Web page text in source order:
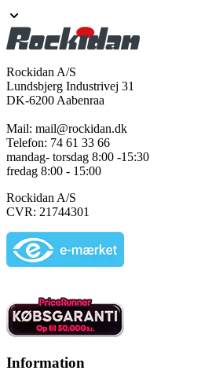
Rockidan A/S
Lundsbjerg Industrivej 31
DK-6200 Aabenraa
Mail: mail@rockidan.dk
Telefon: 74 61 33 66
mandag- torsdag 8:00 -15:30
fredag 8:00 - 15:00
Rockidan A/S
CVR: 21744301
Information